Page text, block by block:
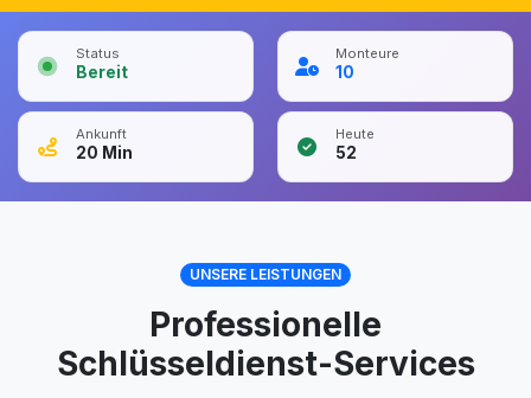
Status
Bereit
Monteure
10
Ankunft
20 Min
Heute
52
UNSERE LEISTUNGEN
Professionelle
Schlüsseldienst-Services